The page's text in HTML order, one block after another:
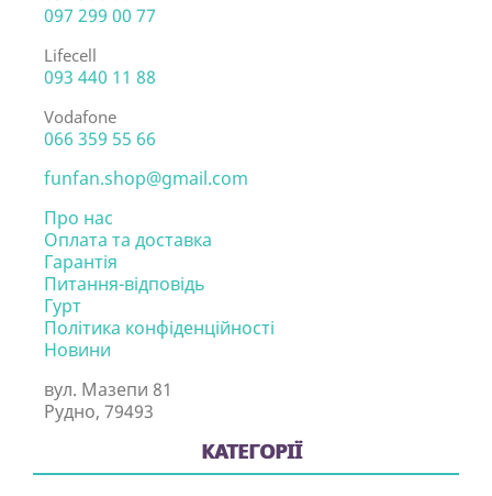
097 299 00 77
Lifecell
093 440 11 88
Vodafone
066 359 55 66
funfan.shop@gmail.com
Про нас
Оплата та доставка
Гарантія
Питання-відповідь
Гурт
Політика конфіденційності
Новини
вул. Мазепи 81
Рудно, 79493
КАТЕГОРІЇ